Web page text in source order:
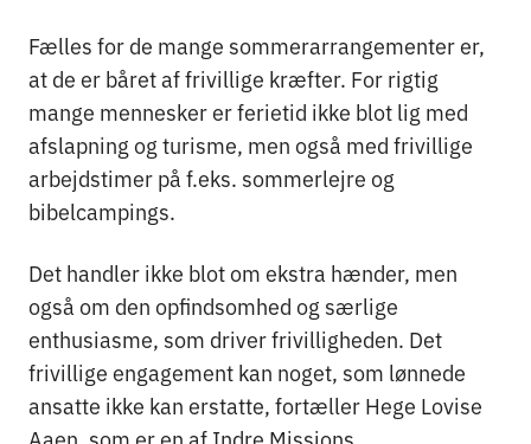
Fælles for de mange sommerarrangementer er,
at de er båret af frivillige kræfter. For rigtig
mange mennesker er ferietid ikke blot lig med
afslapning og turisme, men også med frivillige
arbejdstimer på f.eks. sommerlejre og
bibelcampings.
Det handler ikke blot om ekstra hænder, men
også om den opfindsomhed og særlige
enthusiasme, som driver frivilligheden. Det
frivillige engagement kan noget, som lønnede
ansatte ikke kan erstatte, fortæller Hege Lovise
Aaen, som er en af Indre Missions